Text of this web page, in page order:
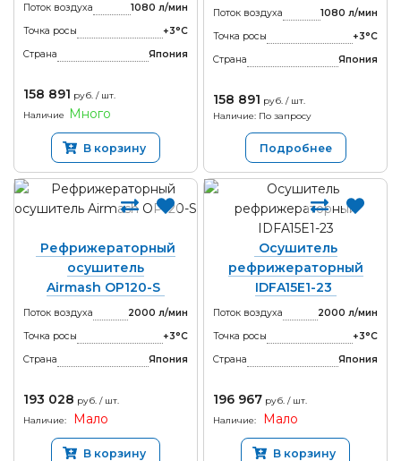
Поток воздуха
1080 л/мин
Точка росы
+3°С
Страна
Япония
158 891 руб. / шт.
Наличие
Много
В корзину
Поток воздуха
1080 л/мин
Точка росы
+3°С
Страна
Япония
158 891 руб. / шт.
Наличие: По запросу
Подробнее
Рефрижераторный
осушитель
Airmash OP120-S
Поток воздуха
2000 л/мин
Точка росы
+3°С
Страна
Япония
193 028 руб. / шт.
Наличие:
Мало
В корзину
Осушитель
рефрижераторный
IDFA15E1-23
Поток воздуха
2000 л/мин
Точка росы
+3°С
Страна
Япония
196 967 руб. / шт.
Наличие:
Мало
В корзину